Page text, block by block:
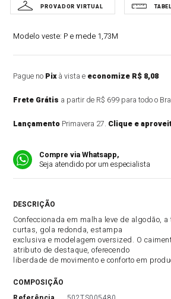
Modelo veste: P e mede 1,73M
Pague no Pixà vista e economize R$ 8,08
Frete Grátis a partir de R$ 699 para todo o
Lançamento Primavera 27. Clique e
Compre via Whatsapp,
Seja atendido por um especialista
Confeccionada em malha leve de algodão,
curtas, gola redonda, estampa
exclusiva e modelagem oversized. O
atributo de destaque, oferecendo
liberdade de movimento e conforto em
COMPOSIÇÃO